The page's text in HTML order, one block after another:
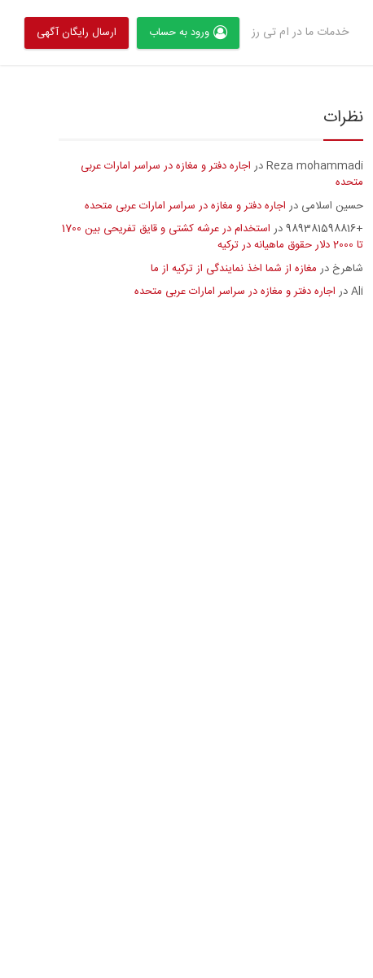
خدمات ما در ام تی رز ورود به حساب ارسال رایگان آگهی
نظرات
Reza mohammadiدر اجاره دفتر و مغازه در سراسر امارات عربی
متحده
حسین اسلامی در اجاره دفتر و مغازه در سراسر امارات عربی متحده
+989381598816
در
استخدام در عرشه کشتی و قایق تفریحی بین 1700
تا 2000 دلار حقوق ماهیانه در ترکیه
شاهرخ در مغازه از شما اخذ نمایندگی از ترکیه از ما
Aliدر اجاره دفتر و مغازه در سراسر امارات عربی متحده